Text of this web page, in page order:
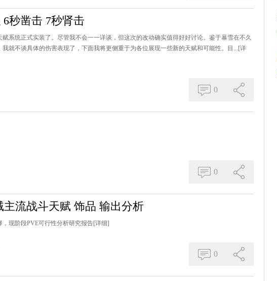
秒凿击 7秒肾击
系统正式实装了。尽管我不会一一详谈，但这次的改动确实值得好好讨论。鉴于暴雪在不久
就不谈具体的伤害表现了，下面我将更侧重于为各位展现一些新的天赋和可能性。目... [详
0
0
主流战斗天赋 饰品 输出分析
现阶段PVE可行性分析研究报告[详细]
0